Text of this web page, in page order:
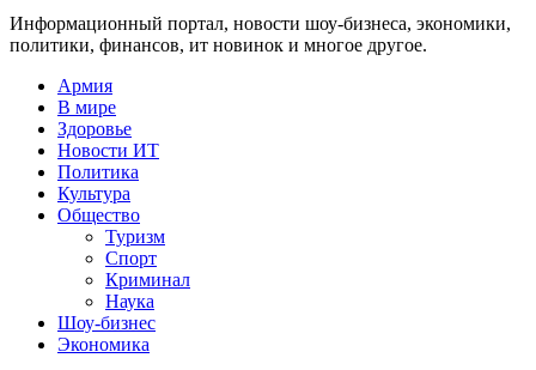
Информационный портал, новости шоу-бизнеса, экономики,
политики, финансов, ит новинок и многое другое.
Армия
В мире
Здоровье
Новости ИТ
Политика
Культура
Общество
Туризм
Спорт
Криминал
Наука
Шоу-бизнес
Экономика